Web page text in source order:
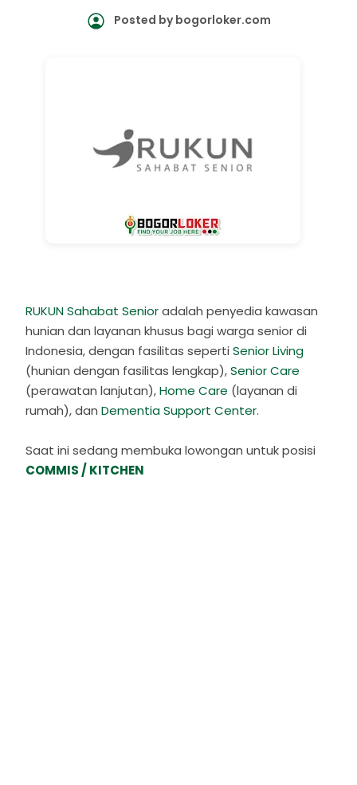
Posted bybogorloker.com
RUKUN Sahabat Senioradalah penyedia kawasan
hunian dan layanan khusus bagi warga senior di
Indonesia, dengan fasilitas sepertiSenior Living
(hunian dengan fasilitas lengkap),Senior Care
(perawatan lanjutan),Home Care (layanan di
rumah), danDementia Support Center.
Saat ini sedang membuka lowongan untuk posisi
COMMIS / KITCHEN